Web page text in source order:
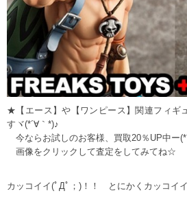
★【エース】や【ワンピース】関連フィギ
すヾ(*´∀｀*)♪
今ならお試しのお客様、買取20％UP中ー
画像をクリックして査定をしてみてね☆
カッコイイ(ﾟДﾟ；)！！ とにかくカッコイ